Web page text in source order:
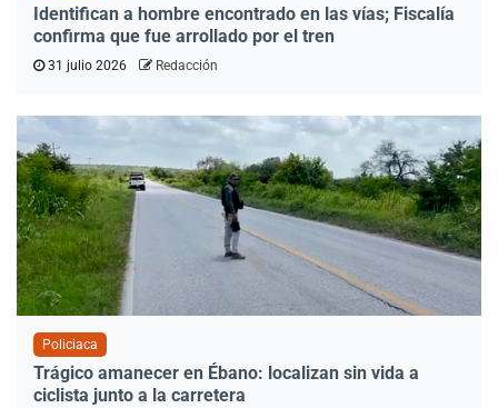
Identifican a hombre encontrado en las vías; Fiscalía
confirma que fue arrollado por el tren
31 julio 2026 Redacción
Policiaca
Trágico amanecer en Ébano: localizan sin vida a
ciclista junto a la carretera